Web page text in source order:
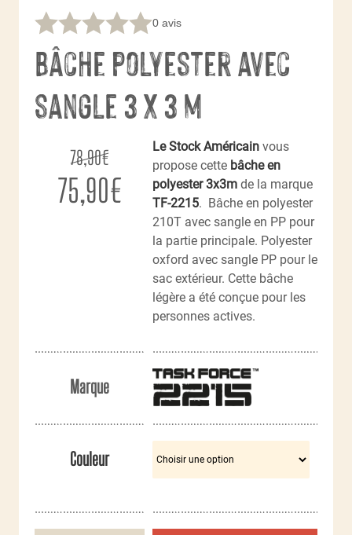
0 avis
Bâche polyester avec
sangle 3 x 3 m
78,90€
prix
initial
était :
78,90€.
75,90€
prix
actuel
est :
75,90€.
Le Stock Américain vous
propose cette bâche en
polyester 3x3m de la marque
TF-2215. Bâche en polyester
210T avec sangle en PP pour
la partie principale. Polyester
oxford avec sangle PP pour le
sac extérieur. Cette bâche
légère a été conçue pour les
personnes actives.
Marque
Couleur